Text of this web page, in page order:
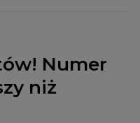
Numer
niż